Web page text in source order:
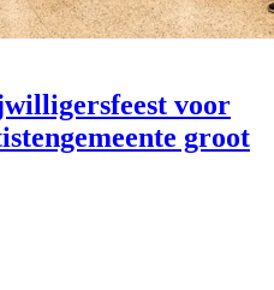
voor
groot